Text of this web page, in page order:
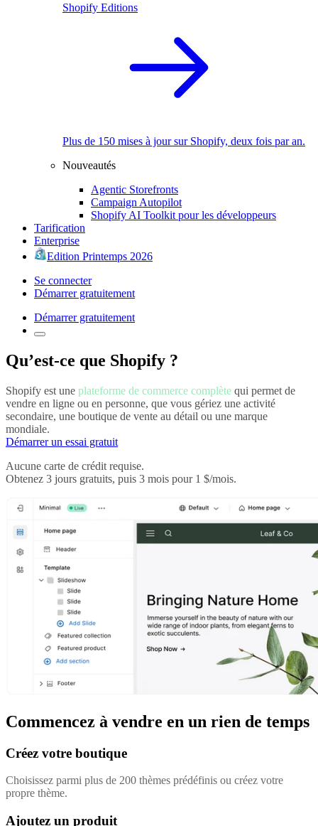
Shopify Editions
Plus de 150 mises à jour sur Shopify, deux fois par an.
Nouveautés
Agentic Storefronts
Campaign Autopilot
Shopify AI Toolkit pour les développeurs
Tarification
Enterprise
Edition Printemps 2026
Se connecter
Démarrer gratuitement
Démarrer gratuitement
Qu’est-ce que Shopify ?
Shopify est une plateforme de commerce complète qui permet de
vendre en ligne ou en personne, que vous gériez une activité
secondaire, une boutique de vente au détail ou une marque
mondiale.
Démarrer un essai gratuit
Aucune carte de crédit requise.
Obtenez 3 jours gratuits, puis 3 mois pour 1 $/mois.
Commencez à vendre en un rien de temps
Créez votre boutique
Choisissez parmi plus de 200 thèmes prédéfinis ou créez votre
propre thème.
Ajoutez un produit